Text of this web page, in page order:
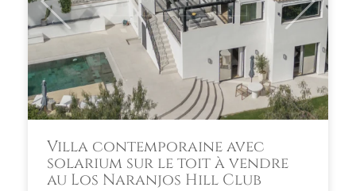
Previous Next
Villa contemporaine avec
solarium sur le toit à vendre
au Los Naranjos Hill Club